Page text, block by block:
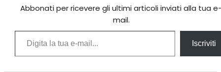
Abbonati per ricevere gli ultimi articoli inviati alla tua
mail.
Digita la tua e-mail...
Iscriviti